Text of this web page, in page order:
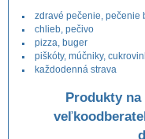
zdravé pečenie, pečenie
chlieb, pečivo
pizza, buger
piškóty, múčniky,
každodenná strava
Produkty na